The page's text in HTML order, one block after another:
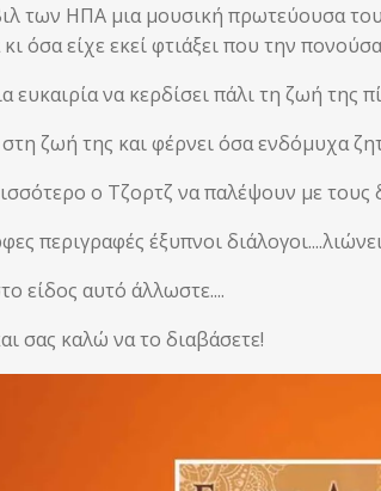
των ΗΠΑ μια μουσική πρωτεύουσα
όσα είχε εκεί φτιάξει που την
ευκαιρία να κερδίσει πάλι τη ζωή της
ζωή της και φέρνει όσα ενδόμυχα
ο Τζορτζ να παλέψουν με τους
περιγραφές έξυπνοι
είδος αυτό άλλωστε....
σας καλώ να το διαβάσετε!